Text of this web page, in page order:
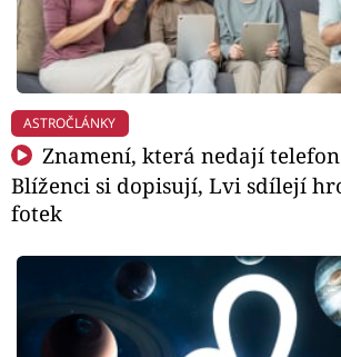
ASTROČLÁNKY
Znamení, která nedají
Blíženci si dopisují, Lvi sdílejí
fotek